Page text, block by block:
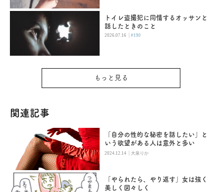
トイレ盗撮犯に同情するオッサンと
話したときのこと
2026.07.16 |#190
もっと見る
関連記事
「自分の性的な秘密を話したい」と
いう欲望がある人は意外と多い
2024.12.14 |大泉りか
「やられたら、やり返す」女は強く
美しく図々しく